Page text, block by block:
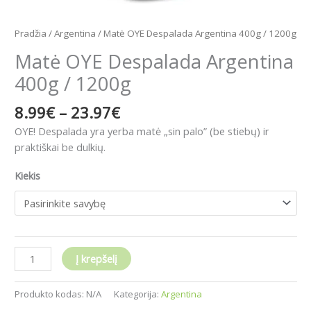
Pradžia /Argentina / Matė OYE Despalada Argentina 400g / 1200g
Matė OYE Despalada Argentina
400g / 1200g
8.99€ – 23.97€
OYE! Despalada yra yerba matė „sin palo” (be stiebų) ir
praktiškai be dulkių.
Kiekis
Į krepšelį
Produkto kodas: N/A Kategorija: Argentina